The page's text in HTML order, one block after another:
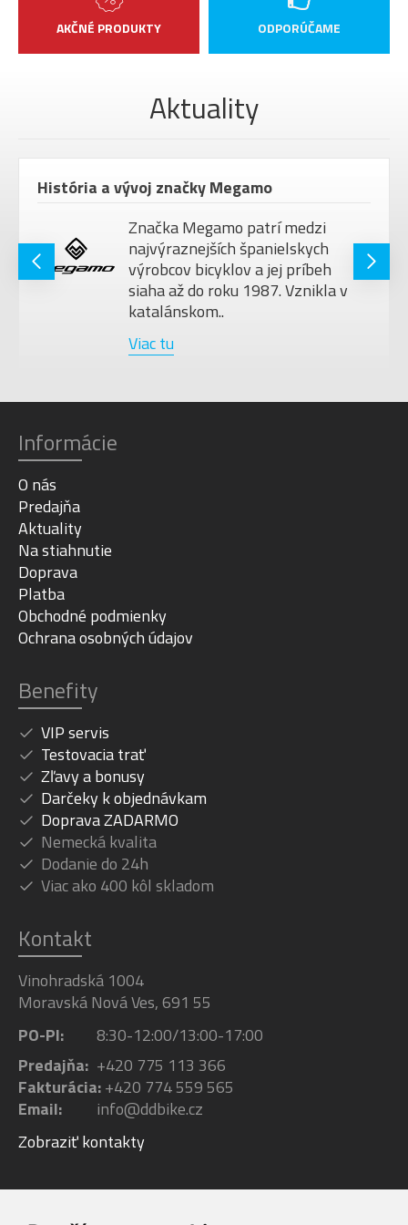
AKČNÉ PRODUKTY ODPORÚČAME
Aktuality
História a vývoj značky Megamo
Značka Megamo patrí medzi
najvýraznejších španielskych
výrobcov bicyklov a jej príbeh
siaha až do roku 1987. Vznikla v
katalánskom..
Viac tu
Informácie
O nás
Predajňa
Aktuality
Na stiahnutie
Doprava
Platba
Obchodné podmienky
Ochrana osobných údajov
Benefity
VIP servis
Testovacia trať
Zľavy a bonusy
Darčeky k objednávkam
Doprava ZADARMO
Nemecká kvalita
Dodanie do 24h
Viac ako 400 kôl skladom
Kontakt
Vinohradská 1004
Moravská Nová Ves, 691 55
PO-PI:
8:30-12:00/13:00-17:00
Predajňa: +420 775 113 366
Fakturácia:+420 774 559 565
Email:
info@ddbike.cz
Zobraziť kontakty
Facebook Instagram